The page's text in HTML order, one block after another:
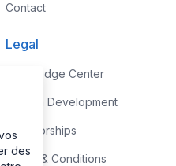
Contact
Legal
Knowledge Center
Custom Development
Sponsorships
Terms & Conditions
des